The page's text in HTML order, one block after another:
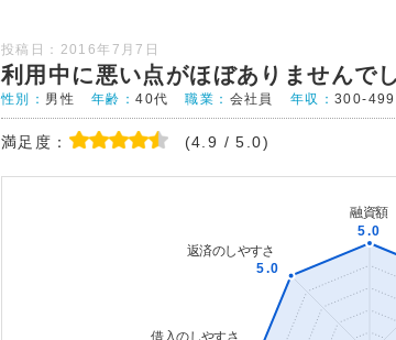
投稿日：2016年7月7日
利用中に悪い点がほぼありませんで
性別： 男性 年齢：40代 職業： 会社員 年収：300-499
満足度： (4.9 / 5.0)